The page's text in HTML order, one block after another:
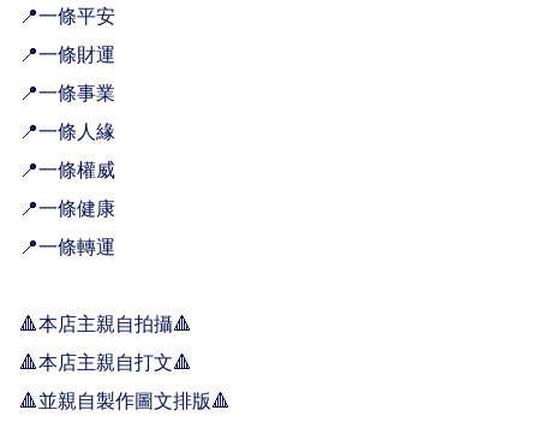
📍一條平安
📍一條財運
📍一條事業
📍一條人緣
📍一條權威
📍一條健康
📍一條轉運
🔺本店主親自拍攝🔺
🔺本店主親自打文🔺
🔺並親自製作圖文排版🔺